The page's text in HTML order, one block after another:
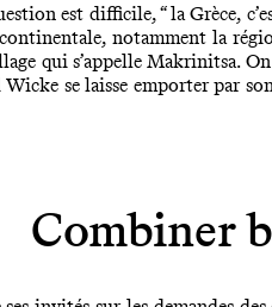
est difficile, “ la Grèce,
notamment la
qui s’appelle Makrinitsa.
Wicke se laisse emporter par
Combiner